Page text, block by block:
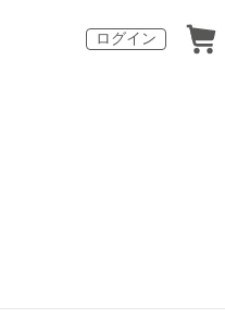
ログイン